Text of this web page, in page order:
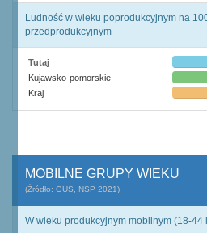
Ludność w wieku poprodukcyjnym na
przedprodukcyjnym
Tutaj
Kujawsko-pomorskie
Kraj
MOBILNE GRUPY WIEKU
(Źródło: GUS, NSP 2021)
W wieku produkcyjnym mobilnym (18-44